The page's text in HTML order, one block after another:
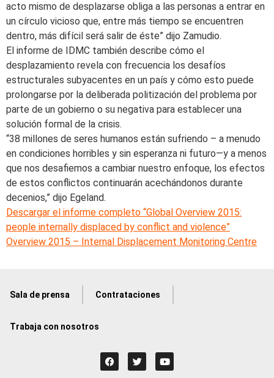
acto mismo de desplazarse obliga a las personas a entrar en
un círculo vicioso que, entre más tiempo se encuentren
dentro, más difícil será salir de éste” dijo Zamudio.
El informe de IDMC también describe cómo el
desplazamiento revela con frecuencia los desafíos
estructurales subyacentes en un país y cómo esto puede
prolongarse por la deliberada politización del problema por
parte de un gobierno o su negativa para establecer una
solución formal de la crisis.
“38 millones de seres humanos están sufriendo – a menudo
en condiciones horribles y sin esperanza ni futuro—y a menos
que nos desafiemos a cambiar nuestro enfoque, los efectos
de estos conflictos continuarán acechándonos durante
decenios,” dijo Egeland.
Descargar el informe completo “Global Overview 2015:
people internally displaced by conflict and violence”
Overview 2015 – Internal Displacement Monitoring Centre
Sala de prensa Contrataciones
Trabaja con nosotros